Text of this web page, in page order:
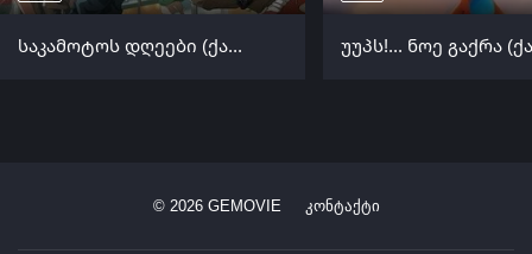
საკამოტოს დღეები (ქართულად) / Sakamoto Days (Sakamotos Dgeebi Qartulad) ქართულად 2025
© 2026GEMOVIE კონტაქტი